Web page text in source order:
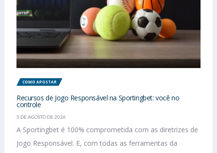
COMO APOSTAR
Recursos de Jogo Responsável na Sportingbet: você no
controle
5 DE AGOSTO DE 2026
A Sportingbet é 100% comprometida com as diretrizes de
Jogo Responsável. E, com todas as ferramentas da